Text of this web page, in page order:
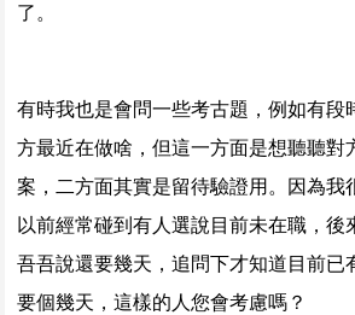
了。
有時我也是會問一些考古題，例如有段
方最近在做啥，但這一方面是想聽聽對
案，二方面其實是留待驗證用。因為我
以前經常碰到有人選說目前未在職，後
吾吾說還要幾天，追問下才知道目前已
要個幾天，這樣的人您會考慮嗎？